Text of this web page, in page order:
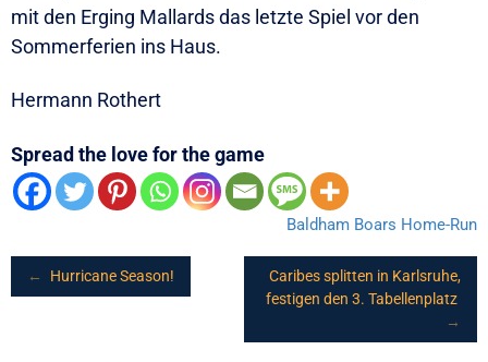
mit den Erging Mallards das letzte Spiel vor den
Sommerferien ins Haus.
Hermann Rothert
Spread the love for the game
Baldham Boars Home-Run
Post
← Hurricane Season!
Caribes splitten in Karlsruhe,
festigen den 3. Tabellenplatz
→